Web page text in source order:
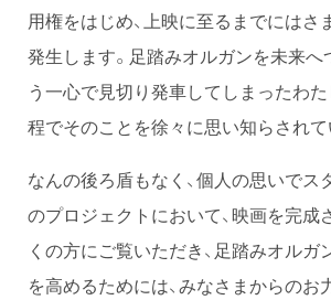
用権をはじめ、上映に至るまでにはさ
発生します。足踏みオルガンを未来へ
う一心で見切り発車してしまったわた
程でそのことを徐々に思い知らされて
なんの後ろ盾もなく、個人の思いでス
のプロジェクトにおいて、映画を完成
くの方にご覧いただき、足踏みオル
を高めるためには、みなさまからのお